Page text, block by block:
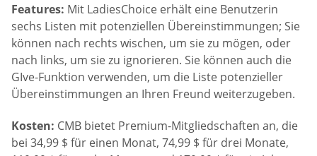
Features: Mit LadiesChoice erhält eine Benutzerin
sechs Listen mit potenziellen Übereinstimmungen; Sie
können nach rechts wischen, um sie zu mögen, oder
nach links, um sie zu ignorieren. Sie können auch die
GIve-Funktion verwenden, um die Liste potenzieller
Übereinstimmungen an Ihren Freund weiterzugeben.
Kosten: CMB bietet Premium-Mitgliedschaften an, die
bei 34,99 $ für einen Monat, 74,99 $ für drei Monate,